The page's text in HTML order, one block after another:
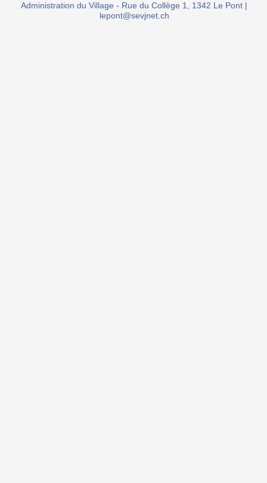
Administration du Village - Rue du Collège 1, 1342 Le Pont |
lepont@sevjnet.ch